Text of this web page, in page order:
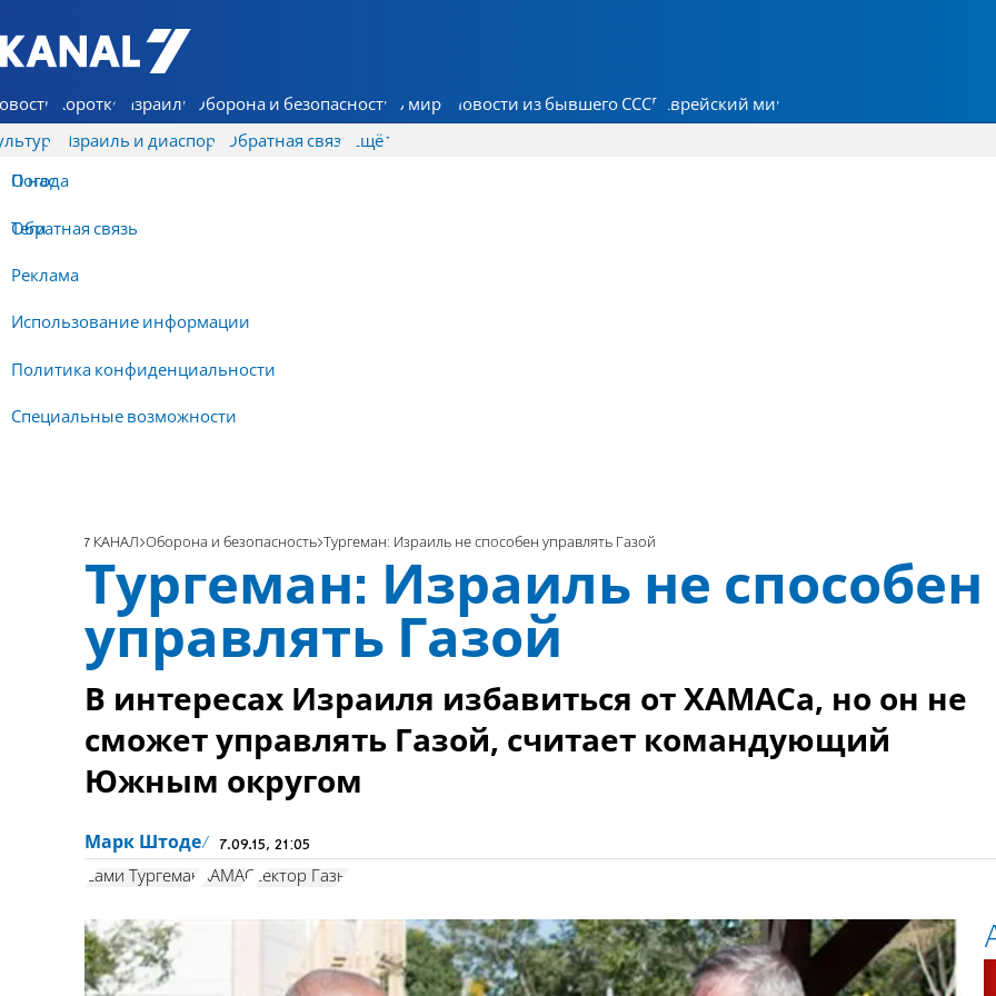
7 КАНАЛ - Аруц Шева
Коротко Израиль Оборона и безопасность В мире Новости из бывшего СССР Еврейский мир
Израиль и диаспора Обратная связь
О нас
Обратная связь
Реклама
Использование информации
Политика конфиденциальности
Специальные возможности
Ещё
Погода
Теги
7 КАНАЛ Оборона и безопасность Тургеман: Израиль не способен управлять Газой
Тургеман: Израиль не способен
управлять Газой
В интересах Израиля избавиться от ХАМАСа, но он не
сможет управлять Газой, считает командующий
Южным округом
Марк Штоде 7.09.15, 21:05
Сами Тургеман ХАМАС сектор Газы